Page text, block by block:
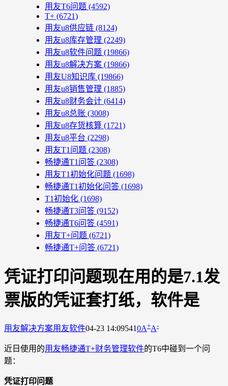
用友T6问题 (4592)
T+ (6721)
用友u8供应链 (8124)
用友u8库存管理 (2249)
用友u8软件问题 (19866)
用友u8解决方案 (19866)
用友U8知识库 (19866)
用友u8销售管理 (1885)
用友u8财务会计 (6414)
用友u8总账 (3008)
用友u8存货核算 (1721)
用友u8平台 (2298)
用友T1问题 (2308)
畅捷通T1问答 (2308)
用友T1初始化问题 (1698)
畅捷通T1初始化问答 (1698)
T1初始化 (1698)
畅捷通T3问答 (9152)
畅捷通T6问答 (4591)
用友T+问题 (6721)
畅捷通T+问答 (6721)
凭证打印问题现在用的是7.1发
票版的凭证套打纸，软件是
用友解决方案用友软件04-23 14:095410A+A-
近日使用的用友畅捷通T+财务管理软件的T6中碰到一个问
题：
凭证打印问题